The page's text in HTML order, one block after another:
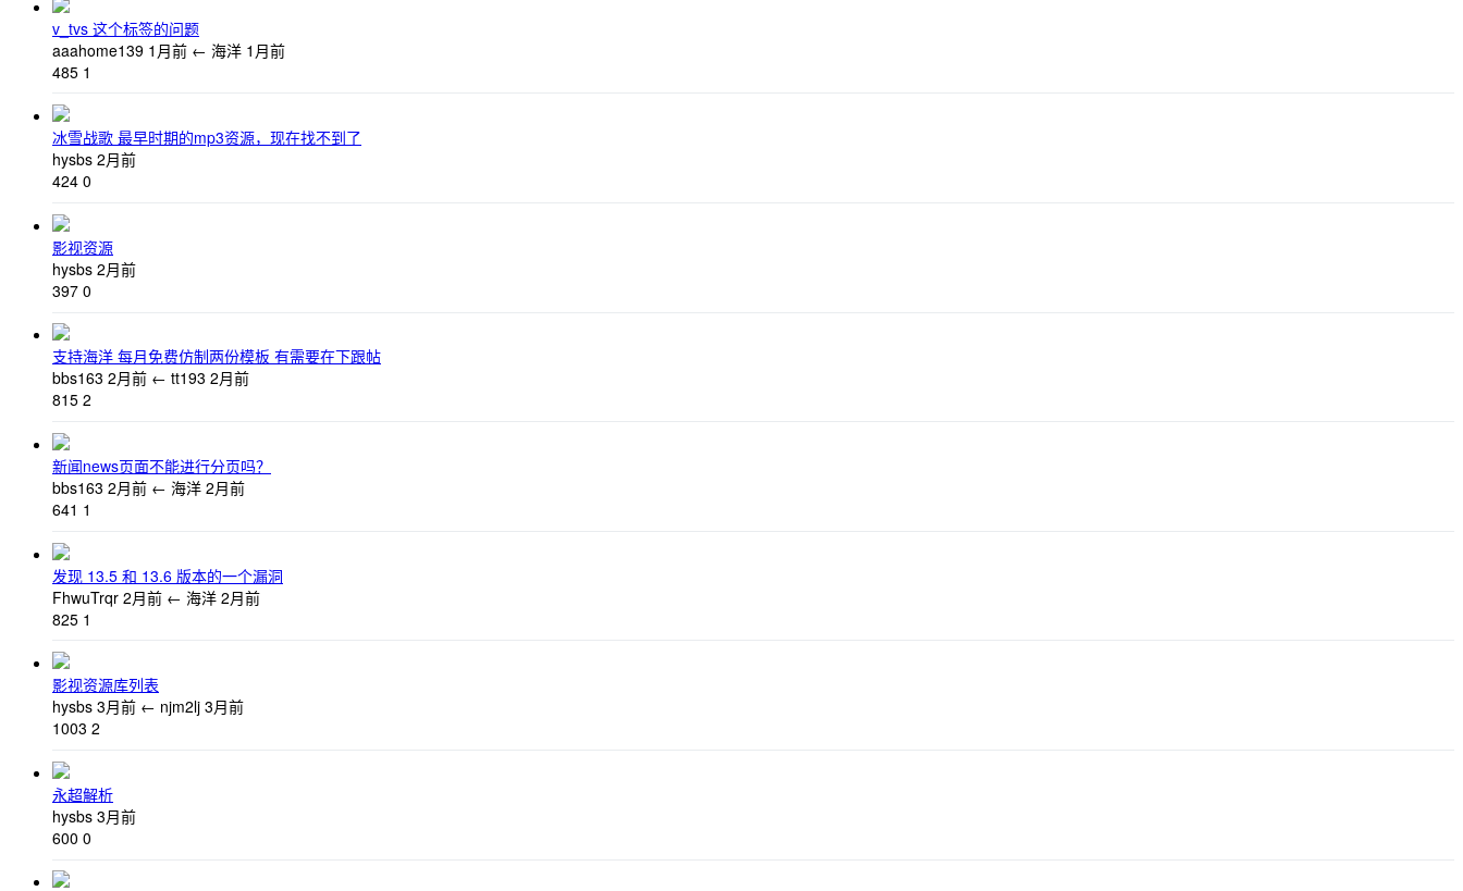
v_tvs 这个标签的问题
aaahome139 1月前 ← 海洋 1月前
485 1
冰雪战歌 最早时期的mp3资源，现在找不到了
hysbs 2月前
424 0
影视资源
hysbs 2月前
397 0
支持海洋 每月免费仿制两份模板 有需要在下跟帖
bbs163 2月前 ← tt193 2月前
815 2
新闻news页面不能进行分页吗？
bbs163 2月前 ← 海洋 2月前
641 1
发现 13.5 和 13.6 版本的一个漏洞
FhwuTrqr 2月前 ← 海洋 2月前
825 1
影视资源库列表
hysbs 3月前 ← njm2lj 3月前
1003 2
永超解析
hysbs 3月前
600 0